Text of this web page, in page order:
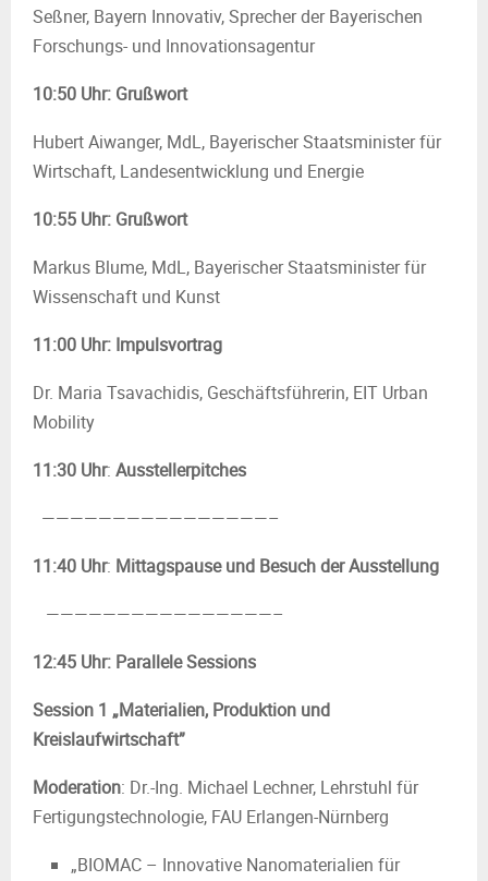
Seßner, Bayern Innovativ, Sprecher der Bayerischen
Forschungs- und Innovationsagentur
10:50 Uhr: Grußwort
Hubert Aiwanger, MdL, Bayerischer Staatsminister für
Wirtschaft, Landesentwicklung und Energie
10:55 Uhr: Grußwort
Markus Blume, MdL, Bayerischer Staatsminister für
Wissenschaft und Kunst
11:00 Uhr: Impulsvortrag
Dr. Maria Tsavachidis, Geschäftsführerin, EIT Urban
Mobility
11:30 Uhr: Ausstellerpitches
————————————————–
11:40 Uhr: Mittagspause und Besuch der Ausstellung
————————————————–
12:45 Uhr: Parallele Sessions
Session 1 „Materialien, Produktion und
Kreislaufwirtschaft”
Moderation: Dr.-Ing. Michael Lechner, Lehrstuhl für
Fertigungstechnologie, FAU Erlangen-Nürnberg
„BIOMAC – Innovative Nanomaterialien für